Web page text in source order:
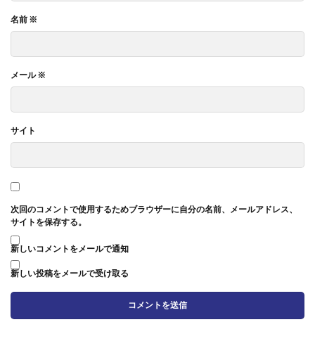
名前 ※
メール※
サイト
次回のコメントで使用するためブラウザーに自分の名前、メールアドレス、
サイトを保存する。
新しいコメントをメールで通知
新しい投稿をメールで受け取る